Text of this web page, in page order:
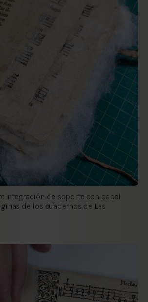
de soporte con papel
de los cuadernos de Les